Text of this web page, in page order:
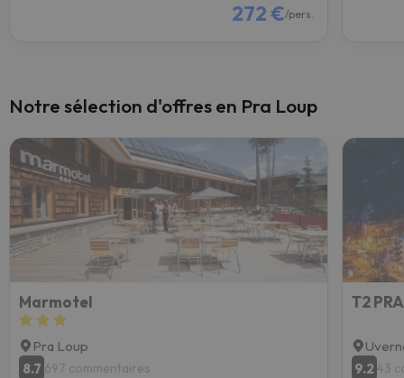
272 €/pers.
Notre sélection d'offres en Pra Loup
Marmotel
Pra Loup
8.7 697 commentaires
9.2 43